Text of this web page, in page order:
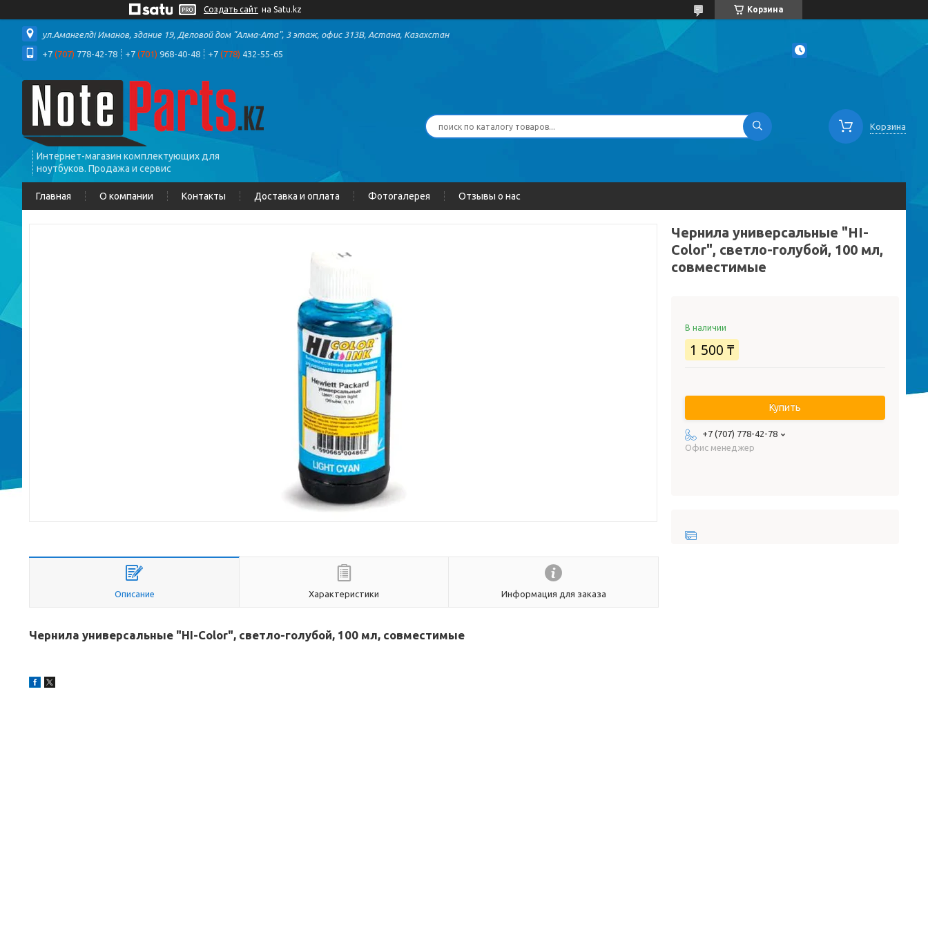
Создать сайт на Satu.kz Корзина
ул.Амангелді Иманов, здание 19, Деловой дом "Алма-Ата", 3 этаж, офис 313В, Астана, Казахстан
+7 (707) 778-42-78 +7 (701) 968-40-48 +7 (778) 432-55-65
Интернет-магазин комплектующих для
ноутбуков. Продажа и сервис
Корзина
Главная О компании Контакты Доставка и оплата Фотогалерея Отзывы о нас
Описание Характеристики Информация для заказа
Чернила универсальные "HI-Color", светло-голубой, 100 мл, совместимые
Чернила универсальные "HI-
Color", светло-голубой, 100 мл,
совместимые
В наличии
1 500 ₸
Купить
+7 (707) 778-42-78
Офис менеджер